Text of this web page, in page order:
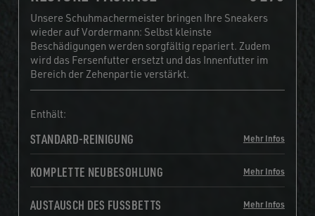
Unsere Schuhmachermeister bringen Ihre Sneakers
wieder auf Vordermann: Selbst kleinste
Beschädigungen werden sorgfältig repariert. Zudem
wird das Fersenfutter ersetzt und das Innenfutter im
Bereich der Zehenpartie verstärkt.
Enthält:
STANDARD-REINIGUNG Mehr Infos
KOMPLETTE NEUBESOHLUNG Mehr Infos
AUSTAUSCH DES FUSSBETTS Mehr Infos